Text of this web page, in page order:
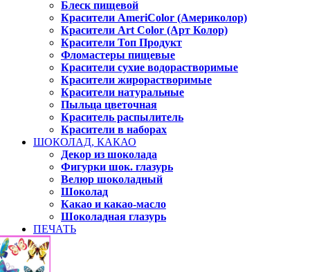
Блеск пищевой
Красители AmeriColor (Америколор)
Красители Art Color (Арт Колор)
Красители Топ Продукт
Фломастеры пищевые
Красители сухие водорастворимые
Красители жирорастворимые
Красители натуральные
Пыльца цветочная
Краситель распылитель
Красители в наборах
ШОКОЛАД, КАКАО
Декор из шоколада
Фигурки шок. глазурь
Велюр шоколадный
Шоколад
Какао и какао-масло
Шоколадная глазурь
ПЕЧАТЬ